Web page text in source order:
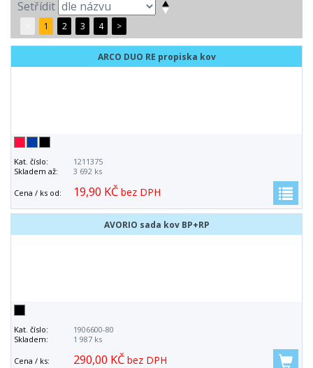
Setřídit
1 2 3 4 >
ARCO DUO RE propiska kov
Kat. číslo:
1211375
Skladem až:
3 692 ks
Cena / ks od: 19,90 KČ bez DPH
AVORIO sada kov BP+RP
Kat. číslo:
1906600-80
Skladem:
1 987 ks
Cena / ks: 290,00 KČ bez DPH